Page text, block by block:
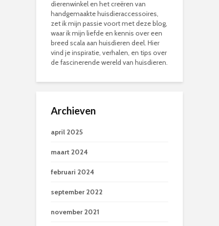
dierenwinkel en het creëren van
handgemaakte huisdieraccessoires,
zet ik mijn passie voort met deze blog,
waar ik mijn liefde en kennis over een
breed scala aan huisdieren deel. Hier
vind je inspiratie, verhalen, en tips over
de fascinerende wereld van huisdieren.
Archieven
april 2025
maart 2024
februari 2024
september 2022
november 2021